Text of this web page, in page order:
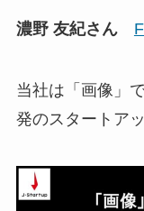
濃野 友紀さん
当社は「画像」
発のスタートアッ